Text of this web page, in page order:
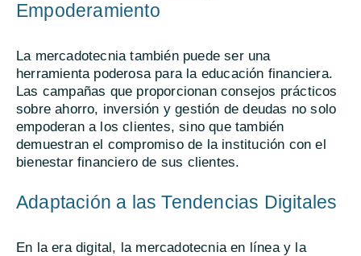
Empoderamiento
La mercadotecnia también puede ser una
herramienta poderosa para la educación financiera.
Las campañas que proporcionan consejos prácticos
sobre ahorro, inversión y gestión de deudas no solo
empoderan a los clientes, sino que también
demuestran el compromiso de la institución con el
bienestar financiero de sus clientes.
Adaptación a las Tendencias Digitales
En la era digital, la mercadotecnia en línea y la